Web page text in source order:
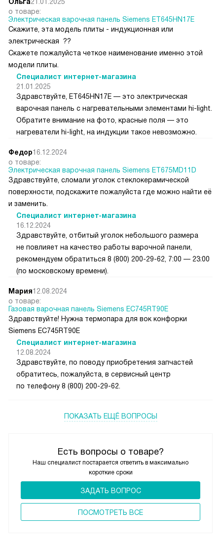
Есть вопросы о товаре?
Наш специалист постарается ответить в максимально
короткие сроки
ЗАДАТЬ ВОПРОС
ПОCМОТРЕТЬ ВСЕ
о товаре:
Электрическая варочная панель Siemens ET645HN17E
Скажите, эта модель плиты - индукционная или
электрическая ??
Скажете пожалуйста четкое наименование именно этой
модели плиты.
Специалист интернет-магазина
21.01.2025
Здравствуйте, ET645HN17E — это электрическая
варочная панель с нагревательными элементами hi-light.
Обратите внимание на фото, красные поля — это
нагреватели hi-light, на индукции такое невозможно.
Федор16.12.2024
о товаре:
Электрическая варочная панель Siemens ET675MD11D
Здравствуйте, сломали уголок стеклокерамической
поверхности, подскажите пожалуйста где можно найти её
и заменить.
Специалист интернет-магазина
16.12.2024
Здравствуйте, отбитый уголок небольшого размера
не повлияет на качество работы варочной панели,
рекомендуем обратиться 8 (800) 200-29-62, 7:00 — 23:00
(по московскому времени).
Мария12.08.2024
о товаре:
Газовая варочная панель Siemens EC745RT90E
Здравствуйте! Нужна термопара для вок конфорки
Siemens EC745RT90E
Специалист интернет-магазина
12.08.2024
Здравствуйте, по поводу приобретения запчастей
обратитесь, пожалуйста, в сервисный центр
по телефону 8 (800) 200-29-62.
ПОКАЗАТЬ ЕЩЁ ВОПРОСЫ